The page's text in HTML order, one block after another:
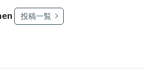
投稿一覧